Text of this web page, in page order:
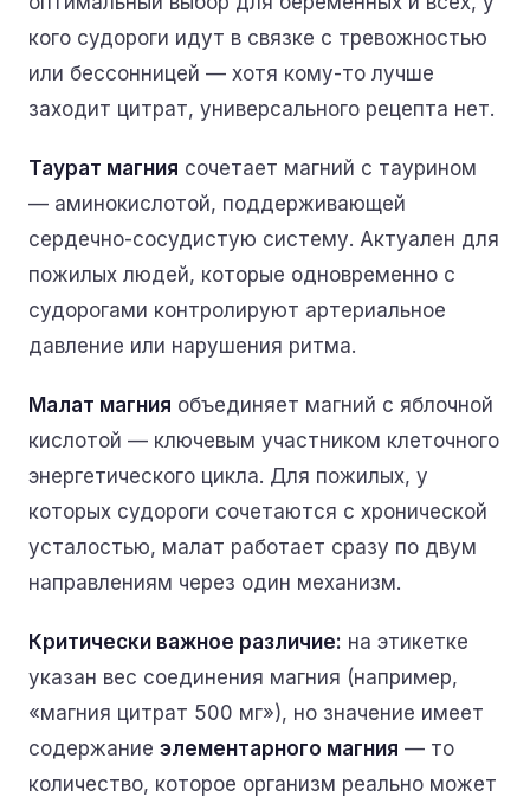
кого судороги идут в связке с тревожностью
или бессонницей — хотя кому-то лучше
заходит цитрат, универсального рецепта нет.
Таурат магния сочетает магний с таурином
— аминокислотой, поддерживающей
сердечно-сосудистую систему. Актуален для
пожилых людей, которые одновременно с
судорогами контролируют артериальное
давление или нарушения ритма.
Малат магния объединяет магний с яблочной
кислотой — ключевым участником клеточного
энергетического цикла. Для пожилых, у
которых судороги сочетаются с хронической
усталостью, малат работает сразу по двум
направлениям через один механизм.
Критически важное различие: на этикетке
указан вес соединения магния (например,
«магния цитрат 500 мг»), но значение имеет
содержание элементарного магния — то
количество, которое организм реально может